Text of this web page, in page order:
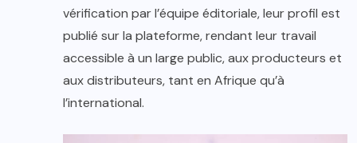
vérification par l’équipe éditoriale, leur profil est
publié sur la plateforme, rendant leur travail
accessible à un large public, aux producteurs et
aux distributeurs, tant en Afrique qu’à
l’international.